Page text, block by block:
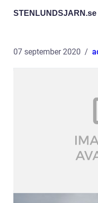
STENLUNDSJARN.se
07 september 2020